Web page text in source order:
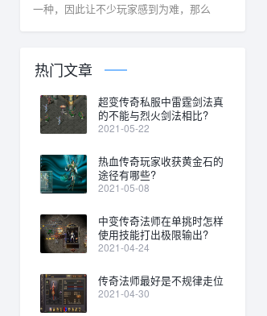
一种，因此让不少玩家感到为难，那么
热门文章
超变传奇私服中雷霆剑法真
的不能与烈火剑法相比?
2021-05-22
热血传奇玩家收获黄金石的
途径有哪些?
2021-05-08
中变传奇法师在单挑时怎样
使用技能打出极限输出?
2021-04-24
传奇法师最好是不规律走位
2021-04-30